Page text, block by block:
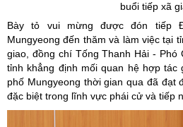
buổi tiếp xã
Bày tỏ vui mừng được đón tiếp
Mungyeong đến thăm và làm việc tại
giao, đồng chí Tống Thanh Hải - Phó
tỉnh khẳng định mối quan hệ hợp tác
phố Mungyeong thời gian qua đã đạt
đặc biệt trong lĩnh vực phái cử và tiếp